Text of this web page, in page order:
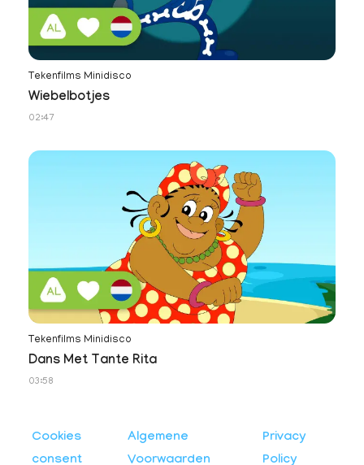
Tekenfilms Minidisco
Wiebelbotjes
02:47
Tekenfilms Minidisco
Dans Met Tante Rita
03:58
Cookies
consent
Algemene
Voorwaarden
Privacy
Policy